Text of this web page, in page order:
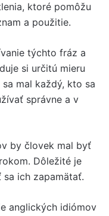
ktoré pomôžu
a použitie.
týchto fráz a
si určitú mieru
mal každý, kto sa
správne a v
by človek mal byť
Dôležité je
ich zapamätať.
anglických idiómov